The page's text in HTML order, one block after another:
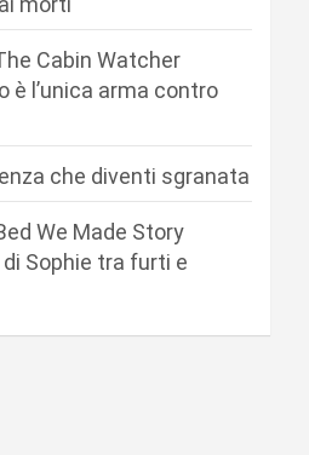
Cabin Watcher
è l’unica arma contro
che diventi sgranata
We Made Story
Sophie tra furti e